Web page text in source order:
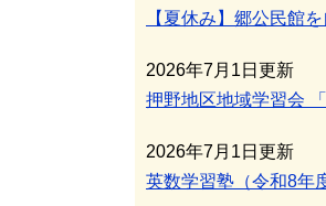
【夏休み】郷公民館
2026年7月1日更新
押野地区地域学習会
2026年7月1日更新
英数学習塾（令和8年